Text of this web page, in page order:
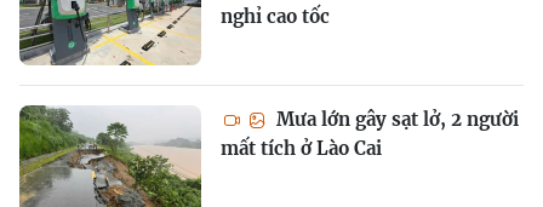
nghỉ cao tốc
Mưa lớn gây sạt lở, 2 người
mất tích ở Lào Cai